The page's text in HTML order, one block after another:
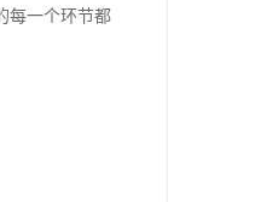
每一个环节都